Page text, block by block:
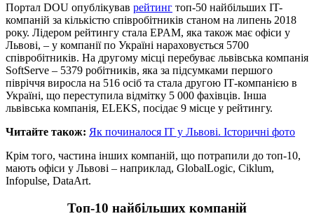
Портал DOU опублікував рейтинг топ-50 найбільших IT-
компаній за кількістю співробітників станом на липень 2018
року. Лідером рейтингу стала EPAM, яка також має офіси у
Львові, – у компанії по Україні нараховується 5700
співробітників. На другому місці перебуває львівська компанія
SoftServe – 5379 робітників, яка за підсумками першого
півріччя виросла на 516 осіб та стала другою ІТ-компанією в
Україні, що переступила відмітку 5 000 фахівців. Інша
львівська компанія, ELEKS, посідає 9 місце у рейтингу.
Читайте також: Як починалося ІТ у Львові. Історичні фото
Крім того, частина інших компаній, що потрапили до топ-10,
мають офіси у Львові – наприклад, GlobalLogic, Ciklum,
Infopulse, DataArt.
Топ-10 найбільших компаній